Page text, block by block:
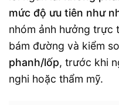
mức độ ưu tiên như
nhóm ảnh hưởng trực
bám đường và kiểm
phanh/lốp, trước khi
nghi hoặc thẩm mỹ.